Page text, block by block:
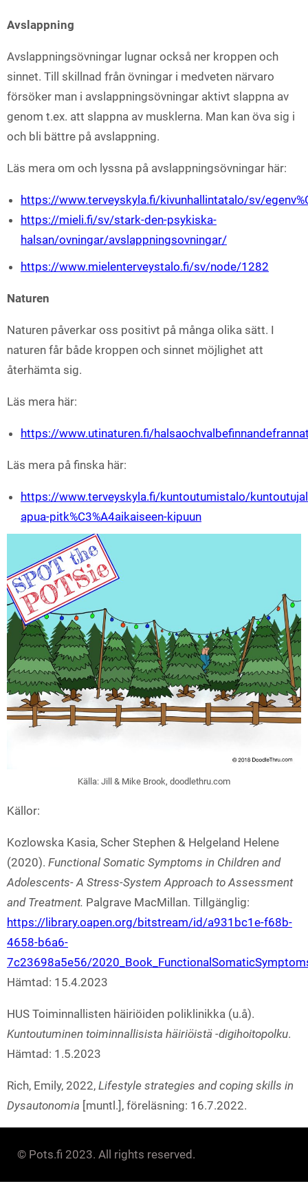
Avslappning
Avslappningsövningar lugnar också ner kroppen och
sinnet. Till skillnad från övningar i medveten närvaro
försöker man i avslappningsövningar aktivt slappna av
genom t.ex. att slappna av musklerna. Man kan öva sig i
och bli bättre på avslappning.
Läs mera om och lyssna på avslappningsövningar här:
https://www.terveyskyla.fi/kivunhallintatalo/sv/
https://mieli.fi/sv/stark-den-psykiska-
halsan/ovningar/avslappningsovningar/
https://www.mielenterveystalo.fi/sv/node/1282
Naturen
Naturen påverkar oss positivt på många olika sätt. I
naturen får både kroppen och sinnet möjlighet att
återhämta sig.
Läs mera här:
https://www.utinaturen.fi/
Läs mera på finska här:
https://www.terveyskyla.fi/kuntoutumistalo/
apua-pitk%C3%A4aikaiseen-kipuun
Källa: Jill & Mike Brook, doodlethru.com
Källor:
Kozlowska Kasia, Scher Stephen & Helgeland Helene
(2020). Functional Somatic Symptoms in Children and
Adolescents- A Stress-System Approach to Assessment
and Treatment. Palgrave MacMillan. Tillgänglig:
https://library.oapen.org/bitstream/id/a931bc1e-f68b-
4658-b6a6-
7c23698a5e56/
Hämtad: 15.4.2023
HUS Toiminnallisten häiriöiden poliklinikka (u.å).
Kuntoutuminen toiminnallisista häiriöistä -digihoitopolku.
Hämtad: 1.5.2023
Rich, Emily, 2022, Lifestyle strategies and coping skills in
Dysautonomia [muntl.], föreläsning: 16.7.2022.
© Pots.fi 2023. All rights reserved.